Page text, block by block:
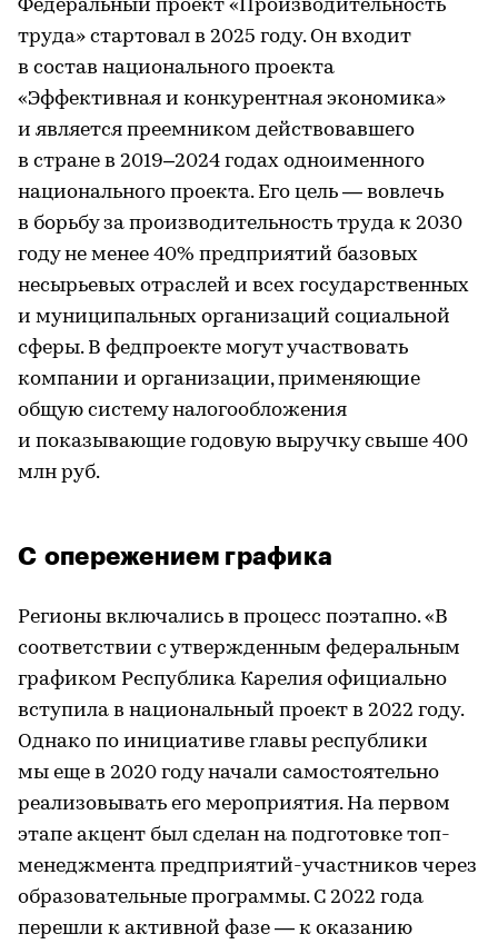
Федеральный проект «Производительность
труда» стартовал в 2025 году. Он входит
в состав национального проекта
«Эффективная и конкурентная экономика»
и является преемником действовавшего
в стране в 2019–2024 годах одноименного
национального проекта. Его цель — вовлечь
в борьбу за производительность труда к 2030
году не менее 40% предприятий базовых
несырьевых отраслей и всех государственных
и муниципальных организаций социальной
сферы. В федпроекте могут участвовать
компании и организации, применяющие
общую систему налогообложения
и показывающие годовую выручку свыше 400
млн руб.
С опережением графика
Регионы включались в процесс поэтапно. «В
соответствии с утвержденным федеральным
графиком Республика Карелия официально
вступила в национальный проект в 2022 году.
Однако по инициативе главы республики
мы еще в 2020 году начали самостоятельно
реализовывать его мероприятия. На первом
этапе акцент был сделан на подготовке топ-
менеджмента предприятий-участников через
образовательные программы. С 2022 года
перешли к активной фазе — к оказанию